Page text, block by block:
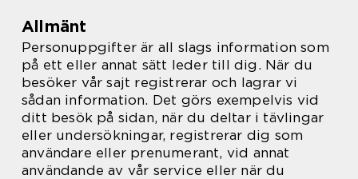
Allmänt
Personuppgifter är all slags information som
på ett eller annat sätt leder till dig. När du
besöker vår sajt registrerar och lagrar vi
sådan information. Det görs exempelvis vid
ditt besök på sidan, när du deltar i tävlingar
eller undersökningar, registrerar dig som
användare eller prenumerant, vid annat
användande av vår service eller när du